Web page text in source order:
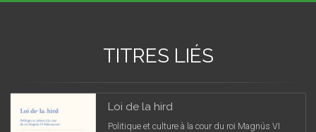
TITRES LIÉS
Loi de la hird
Politique et culture à la cour du roi Magnús VI